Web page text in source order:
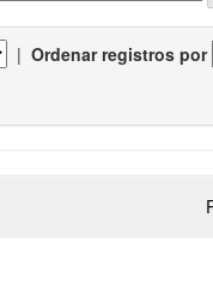
| Ordenar registros por